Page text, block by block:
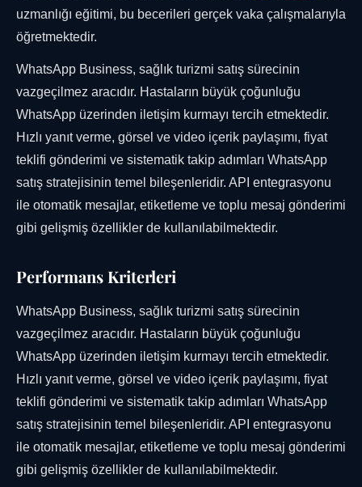
uzmanlığı eğitimi, bu becerileri gerçek vaka çalışmalarıyla
öğretmektedir.
WhatsApp Business, sağlık turizmi satış sürecinin
vazgeçilmez aracıdır. Hastaların büyük çoğunluğu
WhatsApp üzerinden iletişim kurmayı tercih etmektedir.
Hızlı yanıt verme, görsel ve video içerik paylaşımı, fiyat
teklifi gönderimi ve sistematik takip adımları WhatsApp
satış stratejisinin temel bileşenleridir. API entegrasyonu
ile otomatik mesajlar, etiketleme ve toplu mesaj gönderimi
gibi gelişmiş özellikler de kullanılabilmektedir.
Performans Kriterleri
WhatsApp Business, sağlık turizmi satış sürecinin
vazgeçilmez aracıdır. Hastaların büyük çoğunluğu
WhatsApp üzerinden iletişim kurmayı tercih etmektedir.
Hızlı yanıt verme, görsel ve video içerik paylaşımı, fiyat
teklifi gönderimi ve sistematik takip adımları WhatsApp
satış stratejisinin temel bileşenleridir. API entegrasyonu
ile otomatik mesajlar, etiketleme ve toplu mesaj gönderimi
gibi gelişmiş özellikler de kullanılabilmektedir.